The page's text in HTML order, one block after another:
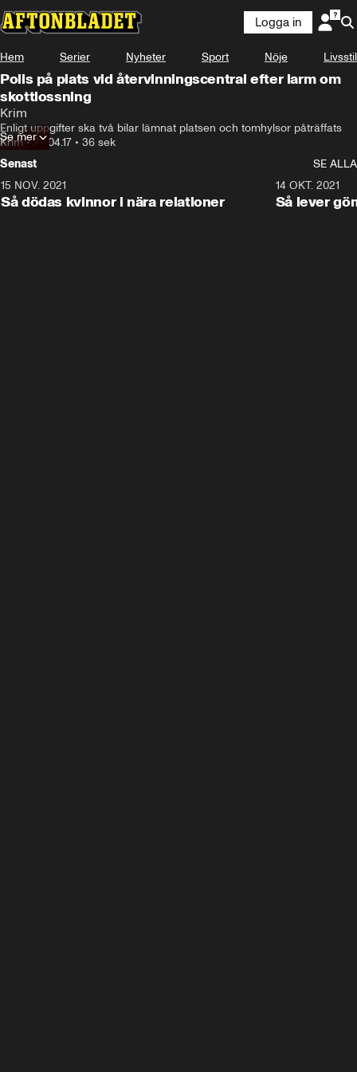
Logga in
Hem Serier Nyheter Sport Nöje Livsstil
Polis på plats vid återvinningscentral efter larm om
skottlossning
Krim
Enligt uppgifter ska två bilar lämnat platsen och tomhylsor påträffats
Krim•23.04.17 • 36 sek
Se mer
Senast
SE ALLA
15 NOV. 2021
Så dödas kvinnor i nära relationer
14 OKT. 2021
Så lever